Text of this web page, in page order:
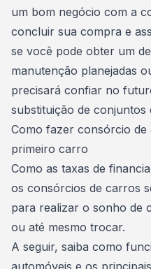
um bom negócio com a
concluir sua compra e
se você pode obter um
manutenção planejadas
precisará confiar no
substituição de conjuntos
Como fazer consórcio
primeiro carro
Como as taxas de
os consórcios de carros
para realizar o sonho de
ou até mesmo trocar.
A seguir, saiba como
automóveis e os